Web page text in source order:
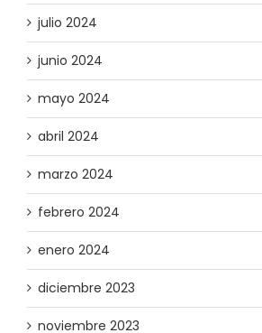
julio 2024
junio 2024
mayo 2024
abril 2024
marzo 2024
febrero 2024
enero 2024
diciembre 2023
noviembre 2023